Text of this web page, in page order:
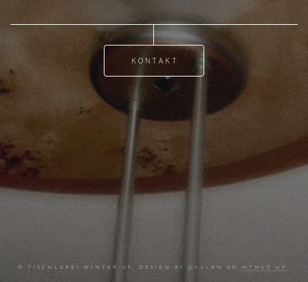
KONTAKT
© TISCHLEREI-WINTER.AT, DESIGN BY @AJLKN ON HTML5 UP.